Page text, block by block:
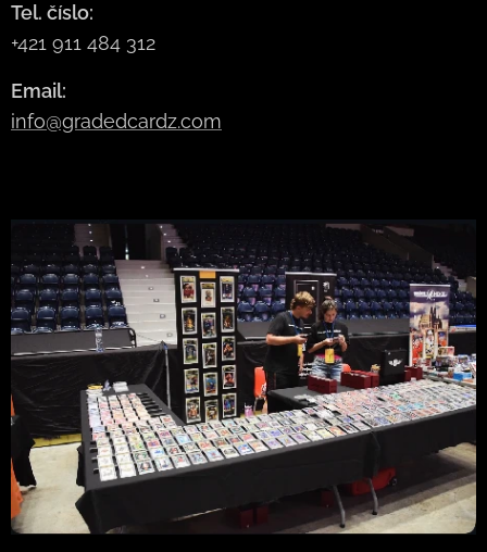
Tel. číslo:
+421 911 484 312
Email:
info@gradedcardz.com